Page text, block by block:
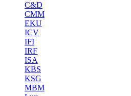
C&D
CMM
EKU
ICV
IFI
IRF
ISA
KBS
KSG
MBM